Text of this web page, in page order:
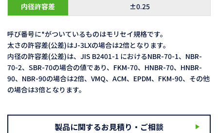
内径許容差
±0.25
呼び番号に*がついているものはモリセイ規格です。
太さの許容差(公差)はJ-3LXの場合は2倍となります。
内径の許容差(公差)は、JIS B2401-1 におけるNBR-70-1、NBR-
70-2、SBR-70の場合の値であり、FKM-70、HNBR-70、HNBR-
90、NBR-90の場合は2倍、VMQ、ACM、EPDM、FKM-90、その他
の場合は3倍となります。
製品に関するお見積り・ご相談